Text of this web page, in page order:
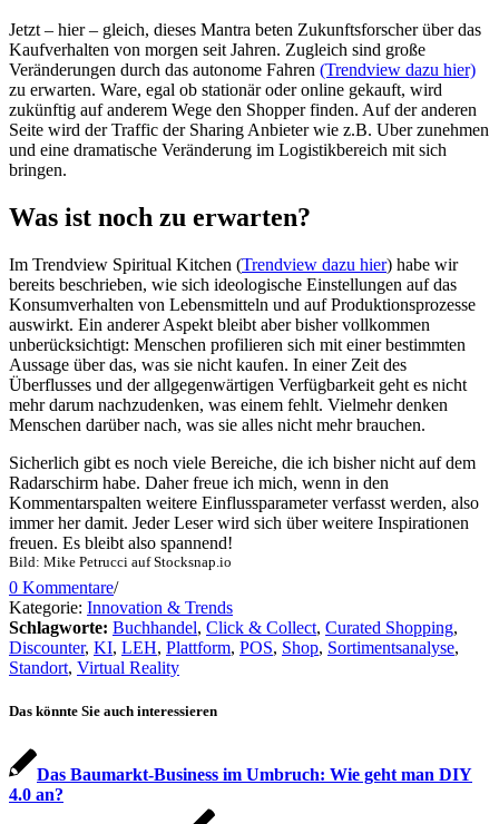
Jetzt – hier – gleich, dieses Mantra beten Zukunftsforscher über das
Kaufverhalten von morgen seit Jahren. Zugleich sind große
Veränderungen durch das autonome Fahren (Trendview dazu hier)
zu erwarten. Ware, egal ob stationär oder online gekauft, wird
zukünftig auf anderem Wege den Shopper finden. Auf der anderen
Seite wird der Traffic der Sharing Anbieter wie z.B. Uber zunehmen
und eine dramatische Veränderung im Logistikbereich mit sich
bringen.
Was ist noch zu erwarten?
Im Trendview Spiritual Kitchen (Trendview dazu hier) habe wir
bereits beschrieben, wie sich ideologische Einstellungen auf das
Konsumverhalten von Lebensmitteln und auf Produktionsprozesse
auswirkt. Ein anderer Aspekt bleibt aber bisher vollkommen
unberücksichtigt: Menschen profilieren sich mit einer bestimmten
Aussage über das, was sie nicht kaufen. In einer Zeit des
Überflusses und der allgegenwärtigen Verfügbarkeit geht es nicht
mehr darum nachzudenken, was einem fehlt. Vielmehr denken
Menschen darüber nach, was sie alles nicht mehr brauchen.
Sicherlich gibt es noch viele Bereiche, die ich bisher nicht auf dem
Radarschirm habe. Daher freue ich mich, wenn in den
Kommentarspalten weitere Einflussparameter verfasst werden, also
immer her damit. Jeder Leser wird sich über weitere Inspirationen
freuen. Es bleibt also spannend!
Bild: Mike Petrucci auf Stocksnap.io
0 Kommentare/
Kategorie: Innovation & Trends
Schlagworte: Buchhandel, Click & Collect, Curated Shopping,
Discounter, KI, LEH, Plattform, POS, Shop, Sortimentsanalyse,
Standort, Virtual Reality
Das könnte Sie auch interessieren
Das Baumarkt-Business im Umbruch: Wie geht man DIY
4.0 an?